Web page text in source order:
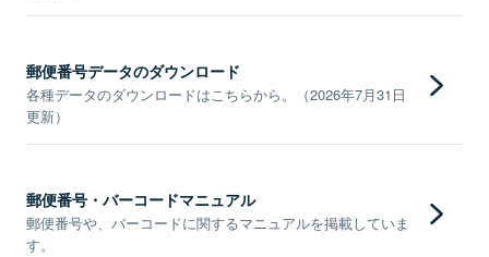
郵便番号データのダウンロード
各種データのダウンロードはこちらから。（2026年7月31日
更新）
郵便番号・バーコードマニュアル
郵便番号や、バーコードに関するマニュアルを掲載していま
す。